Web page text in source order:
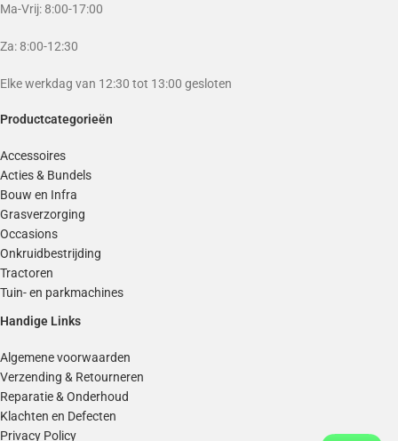
Ma-Vrij: 8:00-17:00
Za: 8:00-12:30
Elke werkdag van 12:30 tot 13:00 gesloten
Productcategorieën
Accessoires
Acties & Bundels
Bouw en Infra
Grasverzorging
Occasions
Onkruidbestrijding
Tractoren
Tuin- en parkmachines
Handige Links
Algemene voorwaarden
Verzending & Retourneren
Reparatie & Onderhoud
Klachten en Defecten
Privacy Policy